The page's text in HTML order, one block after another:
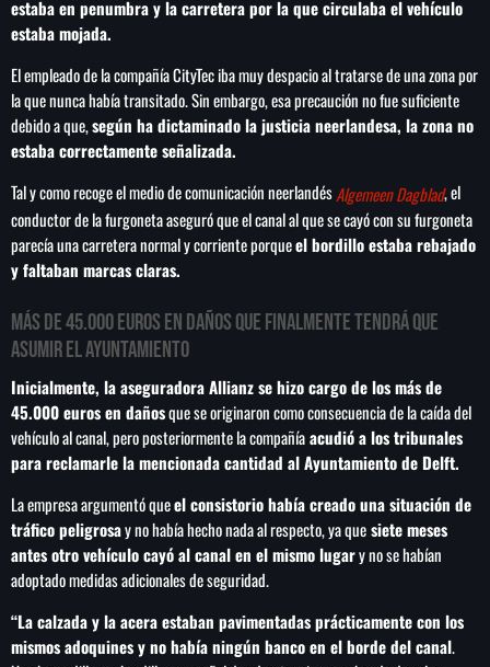
HISTORIA
SEARCH
NOTAS
Importaciones de gas frenan soberanía
energética de México: Comité científico
Milei celebra ‘visita histórica’ del papa León
XIV en noviembre
Federación Venezolana reafirma su apoyo a
Infantino en medio de polémica comercial
de FIFA
estaba en penumbra y la carretera por la que circulaba el vehículo
estaba mojada.
El empleado de la compañía CityTec iba muy despacio al tratarse de una zona por
la que nunca había transitado. Sin embargo, esa precaución no fue suficiente
debido a que,según ha dictaminado la justicia neerlandesa, la zona no
estaba correctamente señalizada.
Tal y como recoge el medio de comunicación neerlandésAlgemeen Dagblad, el
conductor de la furgoneta aseguró que el canal al que se cayó con su furgoneta
parecía una carretera normal y corriente porqueel bordillo estaba rebajado
y faltaban marcas claras.
Más de 45.000 euros en daños que finalmente tendrá que
asumir el ayuntamiento
Inicialmente, la aseguradora Allianz se hizo cargo de los más de
45.000 euros en dañosque se originaron como consecuencia de la caída del
vehículo al canal, pero posteriormente la compañíaacudió a los tribunales
para reclamarle la mencionada cantidad al Ayuntamiento de Delft.
La empresa argumentó queel consistorio había creado una situación de
tráfico peligrosay no había hecho nada al respecto, ya quesiete meses
antes otro vehículo cayó al canal en el mismo lugary no se habían
adoptado medidas adicionales de seguridad.
“La calzada y la acera estaban pavimentadas prácticamente con los
mismos adoquines y no había ningún banco en el borde del canal.